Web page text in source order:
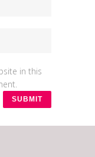
in this